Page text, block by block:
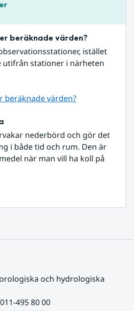
beräknade värden?
istället
utifrån stationer i närheten
beräknade värden?
nederbörd och gör det
i både tid och rum. Den är
när man vill ha koll på
och hydrologiska
495 80 00